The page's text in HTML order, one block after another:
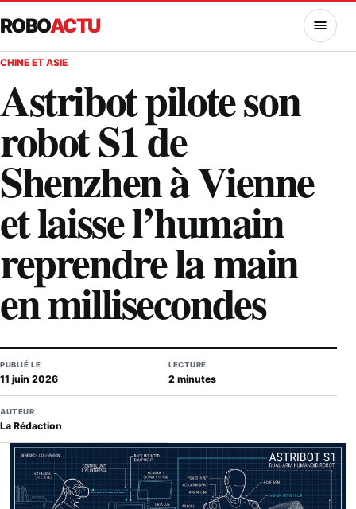
ROBOACTU MENU
CHINE ET ASIE
Astribot pilote son
robot S1 de
Shenzhen à Vienne
et laisse l’humain
reprendre la main
en millisecondes
PUBLIÉ LE
11 juin 2026
LECTURE
2 minutes
AUTEUR
La Rédaction